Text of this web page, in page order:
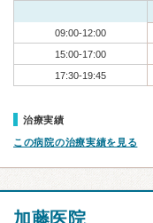
09:00-12:00
15:00-17:00
17:30-19:45
治療実績
この病院の治療実績を見る
加藤医院